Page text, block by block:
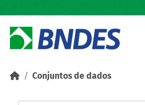
Conjuntos de dados